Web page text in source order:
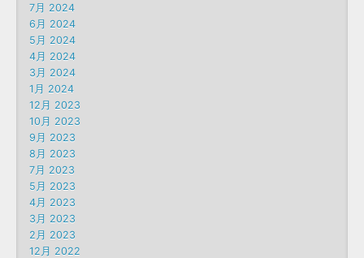
7月 2024
6月 2024
5月 2024
4月 2024
3月 2024
1月 2024
12月 2023
10月 2023
9月 2023
8月 2023
7月 2023
5月 2023
4月 2023
3月 2023
2月 2023
12月 2022